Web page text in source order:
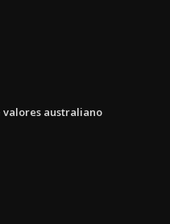
australiano